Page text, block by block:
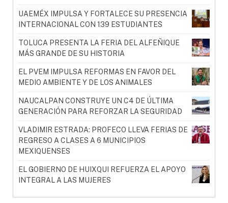
UAEMÉX IMPULSA Y FORTALECE SU PRESENCIA
INTERNACIONAL CON 139 ESTUDIANTES
TOLUCA PRESENTA LA FERIA DEL ALFEÑIQUE
MÁS GRANDE DE SU HISTORIA
EL PVEM IMPULSA REFORMAS EN FAVOR DEL
MEDIO AMBIENTE Y DE LOS ANIMALES
NAUCALPAN CONSTRUYE UN C4 DE ÚLTIMA
GENERACIÓN PARA REFORZAR LA SEGURIDAD
VLADIMIR ESTRADA: PROFECO LLEVA FERIAS DE
REGRESO A CLASES A 6 MUNICIPIOS
MEXIQUENSES
EL GOBIERNO DE HUIXQUI REFUERZA EL APOYO
INTEGRAL A LAS MUJERES